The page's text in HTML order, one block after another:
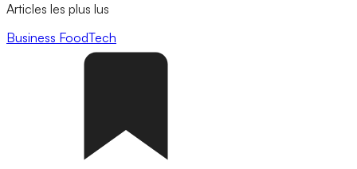
Articles les plus lus
Business FoodTech